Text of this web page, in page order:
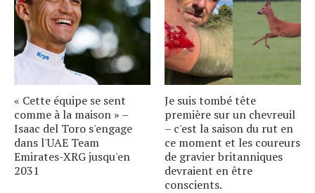
« Cette équipe se sent
comme à la maison » –
Isaac del Toro s'engage
dans l'UAE Team
Emirates-XRG jusqu'en
2031
Je suis tombé tête
première sur un chevreuil
– c'est la saison du rut en
ce moment et les coureurs
de gravier britanniques
devraient en être
conscients.